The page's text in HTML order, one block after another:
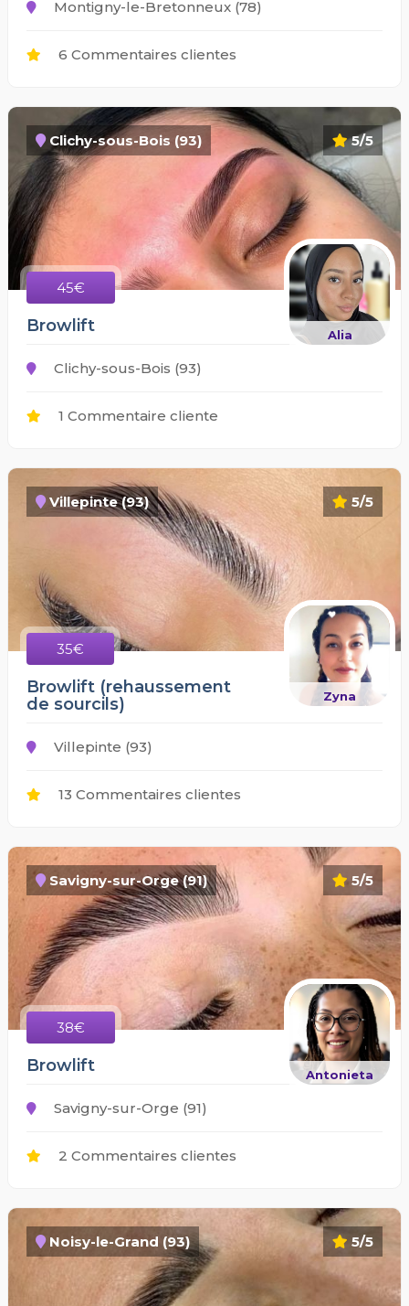
Montigny-le-Bretonneux (78)
6 Commentaires clientes
5/5
Clichy-sous-Bois (93)
45€
Alia
Browlift
Clichy-sous-Bois (93)
1 Commentaire cliente
5/5
Villepinte (93)
35€
Zyna
Browlift (rehaussement
de sourcils)
Villepinte (93)
13 Commentaires clientes
5/5
Savigny-sur-Orge (91)
38€
Antonieta
Browlift
Savigny-sur-Orge (91)
2 Commentaires clientes
5/5
Noisy-le-Grand (93)